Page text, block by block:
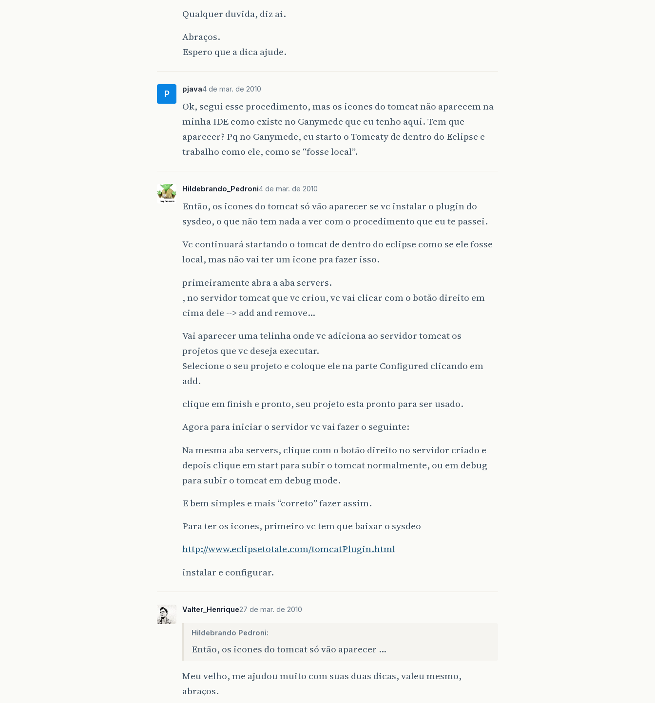
Qualquer duvida, diz ai.
Abraços.
Espero que a dica ajude.
P pjava4 de mar. de 2010
Ok, segui esse procedimento, mas os icones do tomcat não aparecem na
minha IDE como existe no Ganymede que eu tenho aqui. Tem que
aparecer? Pq no Ganymede, eu starto o Tomcaty de dentro do Eclipse e
trabalho como ele, como se “fosse local”.
Hildebrando_Pedroni4 de mar. de 2010
Então, os icones do tomcat só vão aparecer se vc instalar o plugin do
sysdeo, o que não tem nada a ver com o procedimento que eu te passei.
Vc continuará startando o tomcat de dentro do eclipse como se ele fosse
local, mas não vai ter um icone pra fazer isso.
primeiramente abra a aba servers.
, no servidor tomcat que vc criou, vc vai clicar com o botão direito em
cima dele --> add and remove…
Vai aparecer uma telinha onde vc adiciona ao servidor tomcat os
projetos que vc deseja executar.
Selecione o seu projeto e coloque ele na parte Configured clicando em
add.
clique em finish e pronto, seu projeto esta pronto para ser usado.
Agora para iniciar o servidor vc vai fazer o seguinte:
Na mesma aba servers, clique com o botão direito no servidor criado e
depois clique em start para subir o tomcat normalmente, ou em debug
para subir o tomcat em debug mode.
E bem simples e mais “correto” fazer assim.
Para ter os icones, primeiro vc tem que baixar o sysdeo
http://www.eclipsetotale.com/tomcatPlugin.html
instalar e configurar.
Valter_Henrique27 de mar. de 2010
Hildebrando Pedroni:
Então, os icones do tomcat só vão aparecer …
Meu velho, me ajudou muito com suas duas dicas, valeu mesmo,
abraços.